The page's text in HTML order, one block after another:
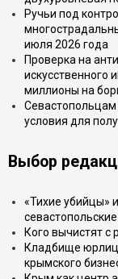
Ручьи под
июля 2026 года
Проверка на
искусственного
миллионы на
Севастопольцам
условия для
Выбор
«Тихие убийцы»
Кого вычистят с
Кладбище юрлиц
крымского